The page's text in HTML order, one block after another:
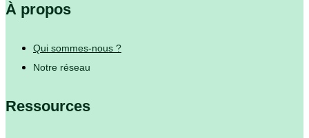
À propos
Qui sommes-nous ?
Notre réseau
Ressources